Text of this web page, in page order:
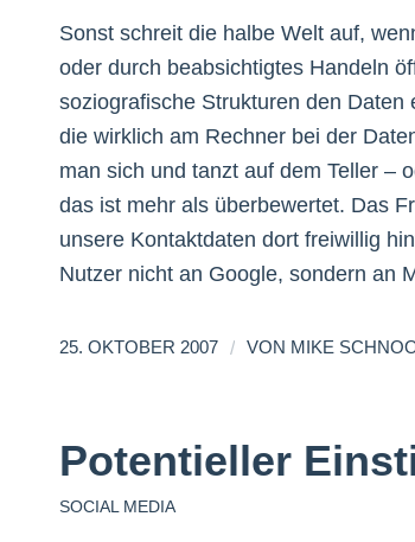
Sonst schreit die halbe Welt auf,
oder durch beabsichtigtes Handeln
soziografische Strukturen den
die wirklich am Rechner bei der
man sich und tanzt auf dem Teller –
das ist mehr als überbewertet. Das
unsere Kontaktdaten dort freiwillig
Nutzer nicht an Google, sondern an
25. OKTOBER 2007 / VON MIKE
Potentieller
SOCIAL MEDIA